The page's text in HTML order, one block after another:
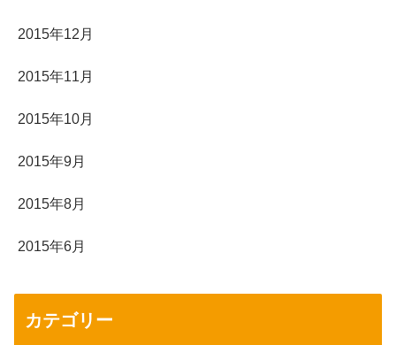
2015年12月
2015年11月
2015年10月
2015年9月
2015年8月
2015年6月
カテゴリー